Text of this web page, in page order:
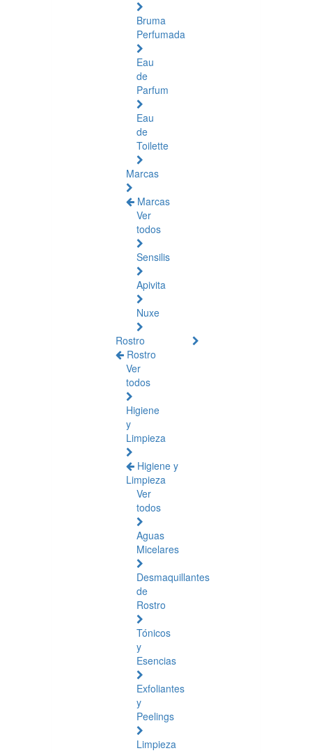
Bruma
Perfumada
Eau
de
Parfum
Eau
de
Toilette
Marcas
Marcas
Ver
todos
Sensilis
Apivita
Nuxe
Rostro
Rostro
Ver
todos
Higiene
y
Limpieza
Higiene y
Limpieza
Ver
todos
Aguas
Micelares
Desmaquillantes
de
Rostro
Tónicos
y
Esencias
Exfoliantes
y
Peelings
Limpieza